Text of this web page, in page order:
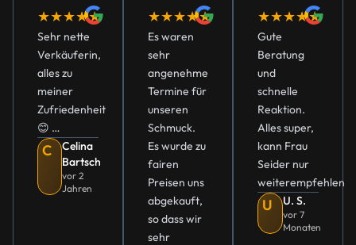
★★★★★
Sehr nette
Verkäuferin,
alles zu
meiner
Zufriedenheit
😊 …
C
Celina
Bartsch
vor 2
Jahren
★★★★★
Es waren
sehr
angenehme
Termine für
unseren
Schmuck.
Es wurde zu
fairen
Preisen uns
abgekauft,
so dass wir
sehr
★★★★★
Gute
Beratung
und
schnelle
Reaktion.
Alles super,
kann Frau
Seider nur
weiterempfehlen
U U. S.
vor 7
Monaten